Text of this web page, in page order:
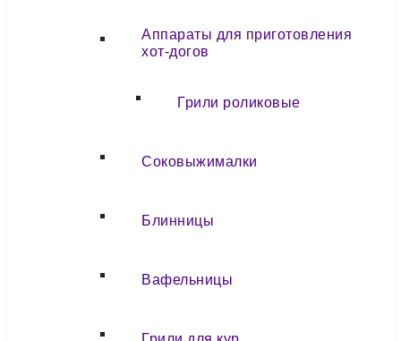
Аппараты для приготовления
хот-догов
Грили роликовые
Соковыжималки
Блинницы
Вафельницы